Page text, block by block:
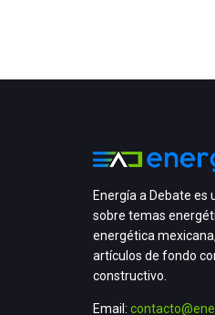
Energía a Debate es
sobre temas
energética
artículos de fondo
constructivo.
Email: